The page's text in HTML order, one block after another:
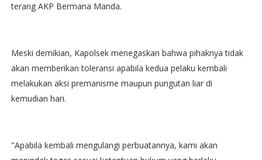
terang AKP Bermana Manda.
Meski demikian, Kapolsek menegaskan bahwa pihaknya tidak
akan memberikan toleransi apabila kedua pelaku kembali
melakukan aksi premanisme maupun pungutan liar di
kemudian hari.
"Apabila kembali mengulangi perbuatannya, kami akan